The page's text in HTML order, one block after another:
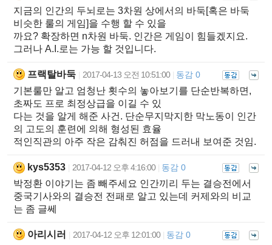
지금의 인간의 두뇌로는 3차원 상에서의 바둑[혹은 바둑
비슷한 룰의 게임]을 수행 할 수 있을
까요? 확장하면 n차원 바둑. 인간은 게임이 힘들겠지요.
그러나 A.I.로는 가능 할 것입니다.
프랙탈바둑 2017-04-13 오전 10:51:00 동감 0
기본룰만 알고 엄청난 횟수의 놓아보기를 단순반복하면,
초짜도 프로 최정상급을 이길 수 있
다는 것을 알게 해준 사건. 단순무지막지한 막노동이 인간
의 고도의 훈련에 의해 형성된 효율
적인직관의 아주 작은 감춰진 허점을 드러내 보여준 것임.
kys5353 2017-04-12 오후 4:16:00 동감 0
박정환 이야기는 좀 빼주세요 인간끼리 두는 결승전에서
중국기사와의 결승전 전패로 알고 있는데 커제와의 비교
는 좀 글쎄
아리시러 2017-04-12 오후 12:01:00 동감 0